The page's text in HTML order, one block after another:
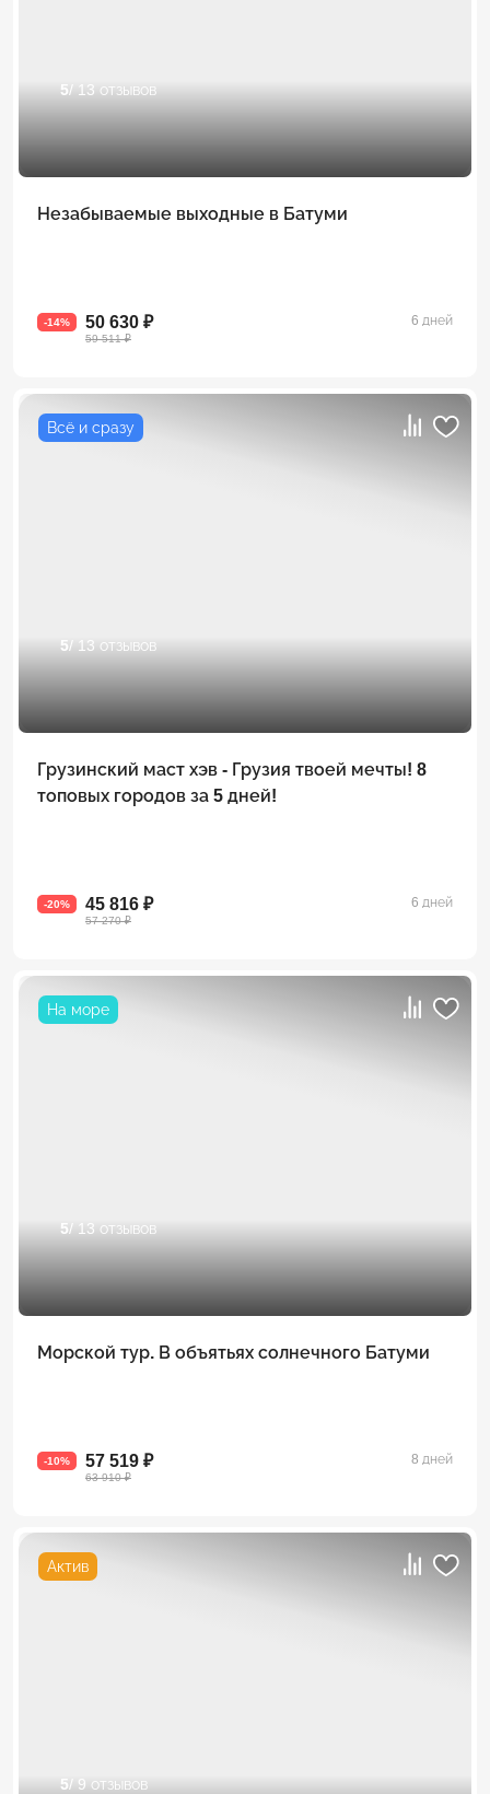
5/ 13 отзывов
Незабываемые выходные в Батуми
-14% 50 630 ₽
59 511 ₽
6 дней
Всё и сразу
5/ 13 отзывов
Грузинский маст хэв - Грузия твоей мечты! 8
топовых городов за 5 дней!
-20% 45 816 ₽
57 270 ₽
6 дней
На море
5/ 13 отзывов
Морской тур. В объятьях солнечного Батуми
-10% 57 519 ₽
63 910 ₽
8 дней
Актив
5/ 9 отзывов